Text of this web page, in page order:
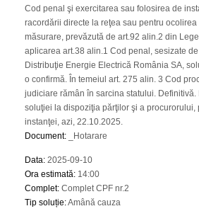
Cod penal şi exercitarea sau folosirea de
racordării directe la reţea sau pentru
măsurare, prevăzută de art.92 alin.2 din
aplicarea art.38 alin.1 Cod penal, sesizate
Distribuţie Energie Electrică România SA,
o confirmă. În temeiul art. 275 alin. 3 Cod
judiciare rămân în sarcina statului.
soluţiei la dispoziţia părţilor şi a procurorului,
instanţei, azi, 22.10.2025.
Document: _Hotarare
Data: 2025-09-10
Ora estimată: 14:00
Complet: Complet CPF nr.2
Tip soluție:Amână cauza